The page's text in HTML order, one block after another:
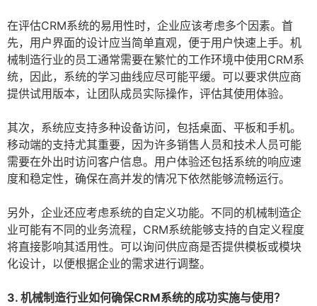
在评估CRM系统的易用性时，企业应该考虑多个因素。首
先，用户界面的设计应当简单直观，便于用户快速上手。机
械制造行业的员工通常需要在繁忙的工作环境中使用CRM系
统，因此，系统的学习曲线应尽可能平缓。可以要求供应商
提供试用版本，让团队成员实际操作，评估其使用体验。
其次，系统应支持多种设备访问，包括桌面、平板和手机。
移动端的支持尤其重要，因为许多销售人员和技术人员可能
需要在外出时访问客户信息。用户体验还包括系统的响应速
度和稳定性，确保在高并发的情况下依然能够流畅运行。
另外，企业还应考虑系统的自定义功能。不同的机械制造企
业可能有不同的业务流程，CRM系统能够支持的自定义程度
将直接影响其适用性。可以询问供应商是否提供模板或模块
化设计，以便根据企业的需求进行调整。
3. 机械制造行业如何确保CRM系统的成功实施与使用？